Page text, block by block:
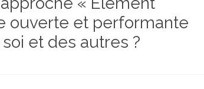
ouverte et performante
et des autres ?